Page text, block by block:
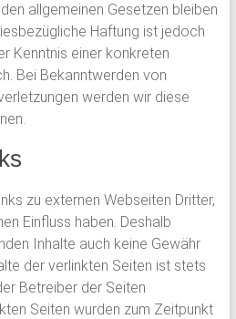
allgemeinen Gesetzen bleiben
Haftung ist jedoch
Kenntnis einer konkreten
Bei Bekanntwerden von
werden wir diese
zu externen Webseiten Dritter,
Einfluss haben. Deshalb
Inhalte auch keine Gewähr
der verlinkten Seiten ist stets
Betreiber der Seiten
Seiten wurden zum Zeitpunkt